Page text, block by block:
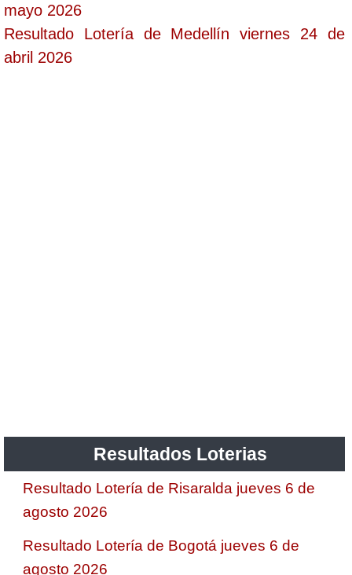
mayo 2026
Resultado Lotería de Medellín viernes 24 de
abril 2026
Resultados Loterias
Resultado Lotería de Risaralda jueves 6 de
agosto 2026
Resultado Lotería de Bogotá jueves 6 de
agosto 2026